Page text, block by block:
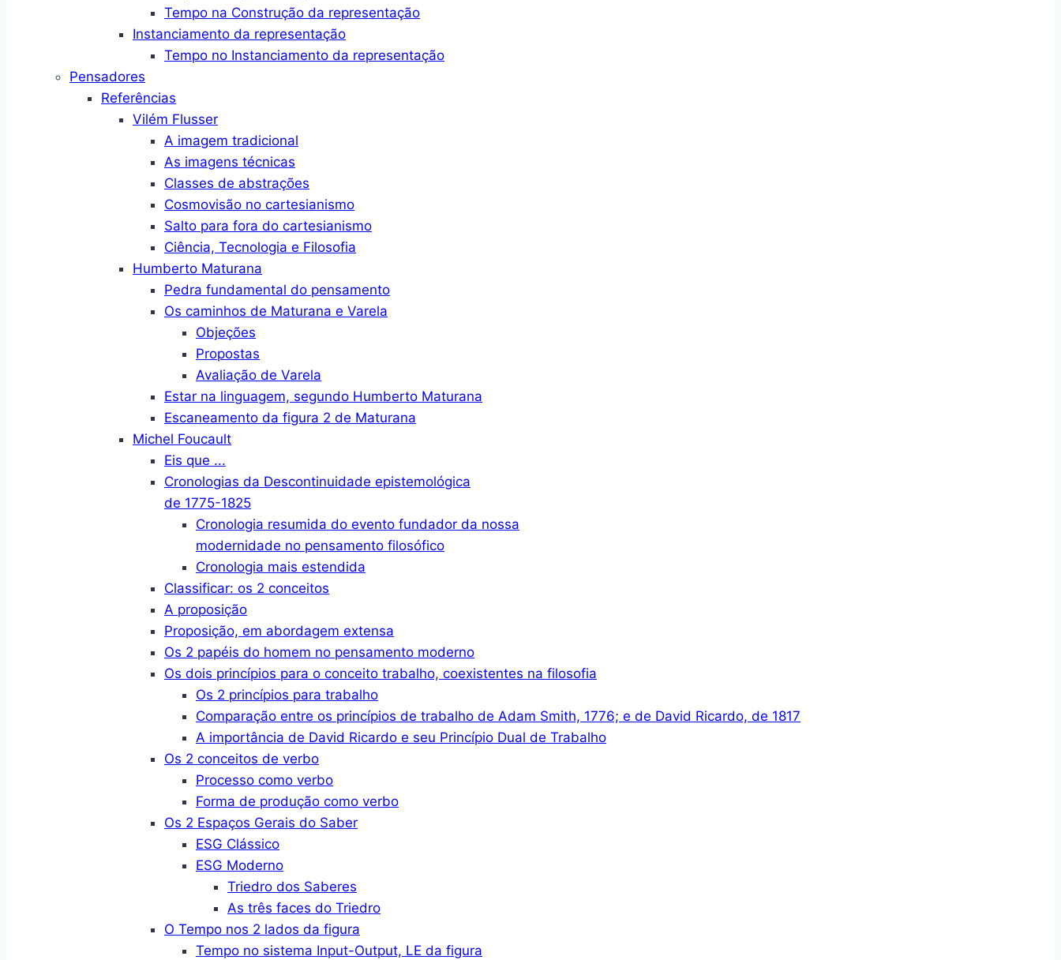
Tempo na Construção da representação
Instanciamento da representação
Tempo no Instanciamento da representação
Pensadores
Referências
Vilém Flusser
A imagem tradicional
As imagens técnicas
Classes de abstrações
Cosmovisão no cartesianismo
Salto para fora do cartesianismo
Ciência, Tecnologia e Filosofia
Humberto Maturana
Pedra fundamental do pensamento
Os caminhos de Maturana e Varela
Objeções
Propostas
Avaliação de Varela
Estar na linguagem, segundo Humberto Maturana
Escaneamento da figura 2 de Maturana
Michel Foucault
Eis que ...
Cronologias da Descontinuidade epistemológica
de 1775-1825
Cronologia resumida do evento fundador da nossa
modernidade no pensamento filosófico
Cronologia mais estendida
Classificar: os 2 conceitos
A proposição
Proposição, em abordagem extensa
Os 2 papéis do homem no pensamento moderno
Os dois princípios para o conceito trabalho, coexistentes na filosofia
Os 2 princípios para trabalho
Comparação entre os princípios de trabalho de Adam Smith, 1776; e de David Ricardo, de 1817
A importância de David Ricardo e seu Princípio Dual de Trabalho
Os 2 conceitos de verbo
Processo como verbo
Forma de produção como verbo
Os 2 Espaços Gerais do Saber
ESG Clássico
ESG Moderno
Triedro dos Saberes
As três faces do Triedro
O Tempo nos 2 lados da figura
Tempo no sistema Input-Output, LE da figura